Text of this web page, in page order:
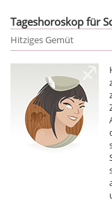
Tageshoroskop für
Hitziges Gemüt